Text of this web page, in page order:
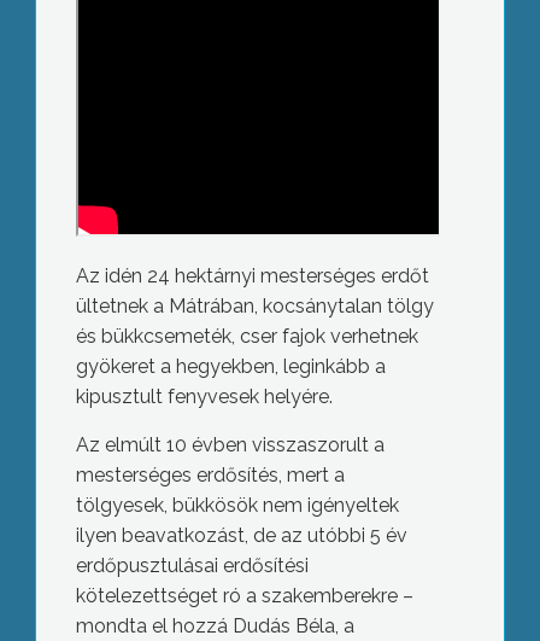
Az idén 24 hektárnyi mesterséges erdőt
ültetnek a Mátrában, kocsánytalan tölgy
és bükkcsemeték, cser fajok verhetnek
gyökeret a hegyekben, leginkább a
kipusztult fenyvesek helyére.
Az elmúlt 10 évben visszaszorult a
mesterséges erdősítés, mert a
tölgyesek, bükkösök nem igényeltek
ilyen beavatkozást, de az utóbbi 5 év
erdőpusztulásai erdősítési
kötelezettséget ró a szakemberekre –
mondta el hozzá Dudás Béla, a